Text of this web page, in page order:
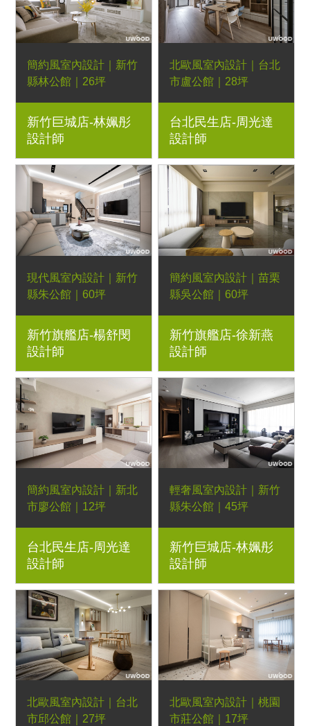
簡約風室內設計｜新竹
縣林公館｜26坪
2房1廳｜優渥系統櫃、
6呎四抽收納式實木床
組、暮光實木床頭櫃、
彩色款細扶手布餐椅、
彩色款彎曲靠背扶手布
餐椅、貝蒂床墊
新竹巨城店-林姵彤
設計師
北歐風室內設計｜台北
市盧公館｜28坪
3房2廳｜優渥系統櫃、
Orderfloor超耐磨木地
板、六角磚、玻璃滑
門、波緹沙發、跳島餐
桌、彩色扶手餐椅、日
落床架、日初床頭櫃、
經典多功能邊几
台北民生店-周光達
設計師
現代風室內設計｜新竹
縣朱公館｜60坪
透天厝｜優渥系統櫃
新竹旗艦店-楊舒閔
設計師
簡約風室內設計｜苗栗
縣吳公館｜60坪
3房2廳｜優渥系統櫃、
司曼特特殊塗料、鐵件
玻璃滑門、克洛伊床
新竹旗艦店-徐新燕
設計師
簡約風室內設計｜新北
市廖公館｜12坪
2房1廳｜優渥系統櫃、
Orderfloor超耐磨木地
板、波緹沙發、藝術漆
台北民生店-周光達
設計師
輕奢風室內設計｜新竹
縣朱公館｜45坪
4房2廳｜優渥系統櫃、
LED燈條、大板磚、
Orderfloor超耐磨木地
板
新竹巨城店-林姵彤
設計師
北歐風室內設計｜台北
市邱公館｜27坪
北歐風室內設計｜桃園
市莊公館｜17坪